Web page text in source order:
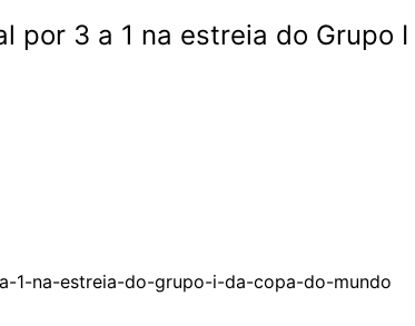
por 3 a 1 na estreia do Grupo